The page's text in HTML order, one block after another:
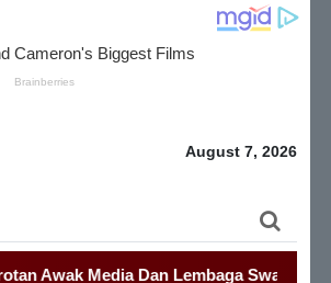
August 7, 2026
Media Dan Lembaga Swadaya Masyarakat